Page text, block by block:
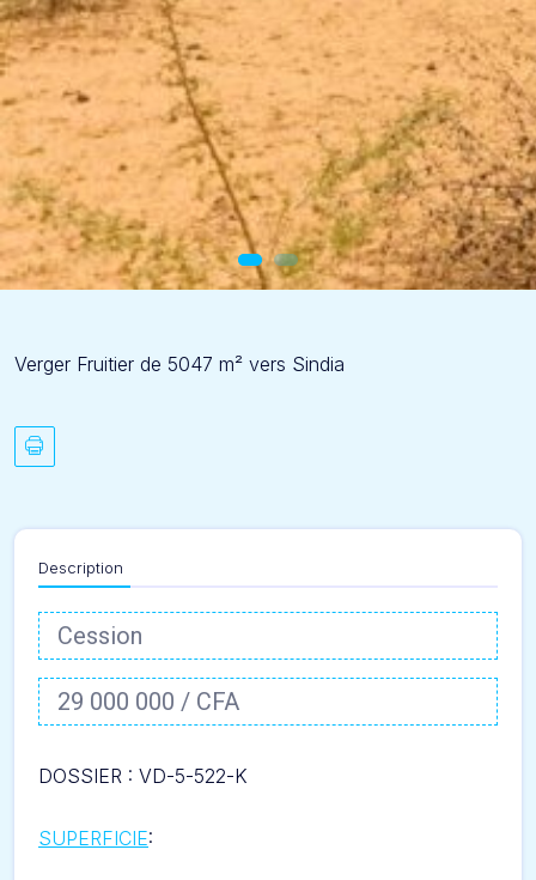
Verger Fruitier de 5047 m² vers Sindia
Description
Cession
29 000 000 / CFA
DOSSIER : VD-5-522-K
SUPERFICIE: